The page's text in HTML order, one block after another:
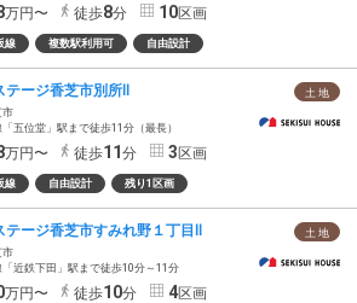
万円〜 徒歩8分 10区画
線 複数駅利用可 自由設計
土 地
テージ香芝市別所Ⅱ
市
五位堂」駅まで徒歩11分（最長）
万円〜 徒歩11分 3区画
線 自由設計 残り1区画
土 地
テージ香芝市すみれ野１丁目Ⅱ
市
近鉄下田」駅まで徒歩10分～11分
万円〜 徒歩10分 4区画